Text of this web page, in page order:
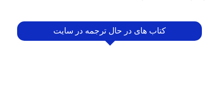
کتاب های در حال ترجمه در سایت